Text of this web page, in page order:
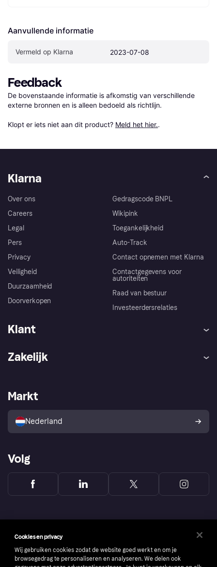
Aanvullende informatie
Vermeld op Klarna 2023-07-08
Feedback
De bovenstaande informatie is afkomstig van verschillende
externe bronnen en is alleen bedoeld als richtlijn.
Klopt er iets niet aan dit product? Meld het hier..
Klarna
Over ons
Careers
Legal
Pers
Privacy
Veiligheid
Duurzaamheid
Doorverkopen
Gedragscode BNPL
Wikipink
Toegankelijkheid
Auto-Track
Contact opnemen met Klarna
Contactgegevens voor
autoriteiten
Raad van bestuur
Investeerdersrelaties
Klant
Winkeloverzicht
Kopersbescherming voor
consumenten
Zakelijk
Zakelijke login
Markt
Nederland
Volg
Cookies en privacy
Wij gebruiken cookies zodat de website goed werkt en om je
browsegedrag te personaliseren en analyseren. We delen ook